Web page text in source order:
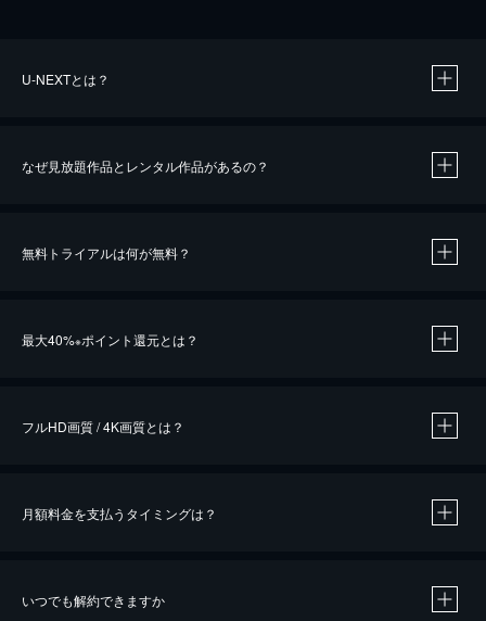
U-NEXTとは？
なぜ見放題作品とレンタル作品があるの？
無料トライアルは何が無料？
最大40%※ポイント還元とは？
※40％ポイント還元の対象は、クレジットカード決済による作品の購入 / レンタルです。
フルHD画質 / 4K画質とは？
月額料金を支払うタイミングは？
いつでも解約できますか